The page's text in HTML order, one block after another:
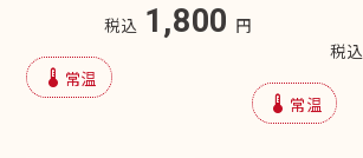
税込 1,800 円
device_thermostat 常温
税込
device_thermostat 常温